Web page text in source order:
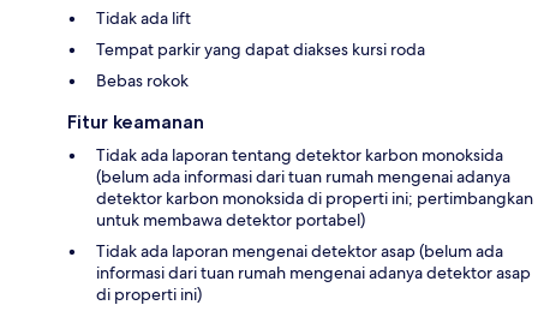
Tidak ada lift
Tempat parkir yang dapat diakses kursi roda
Bebas rokok
Fitur keamanan
Tidak ada laporan tentang detektor karbon monoksida
(belum ada informasi dari tuan rumah mengenai adanya
detektor karbon monoksida di properti ini; pertimbangkan
untuk membawa detektor portabel)
Tidak ada laporan mengenai detektor asap (belum ada
informasi dari tuan rumah mengenai adanya detektor asap
di properti ini)